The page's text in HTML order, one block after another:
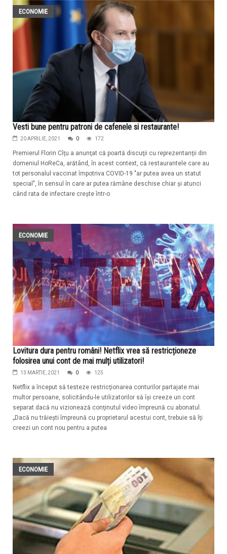
ECONOMIE
Vesti bune pentru patroni de cafenele si restaurante!
20 APRILIE, 2021 0 172
Premierul Florin Cîţu a anunţat că poartă discuţii cu reprezentanţii din
domeniul HoReCa, arătând, în acest context, că restaurantele care au
tot personalul vaccinat împotriva COVID-19 "ar putea avea un statut
special", în sensul în care ar putea rămâne deschise chiar şi atunci
când rata de infectare creşte într-o
ECONOMIE
Lovitura dura pentru români! Netflix vrea să restricționeze
folosirea unui cont de mai mulți utilizatori!
13 MARTIE, 2021 0 125
Netflix a început să testeze restricţionarea conturilor partajate mai
multor persoane, solicitându-le utilizatorilor să îşi creeze un cont
separat dacă nu vizionează conţinutul video împreună cu abonatul.
„Dacă nu trăieşti împreună cu proprietarul acestui cont, trebuie să îţi
creezi un cont nou pentru a putea
ECONOMIE